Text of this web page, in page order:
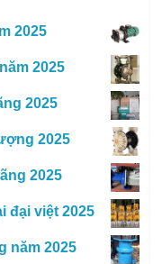
2025
2025
2025
2025
2025
đại việt 2025
năm 2025